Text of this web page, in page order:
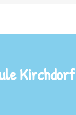
Kirchdorf